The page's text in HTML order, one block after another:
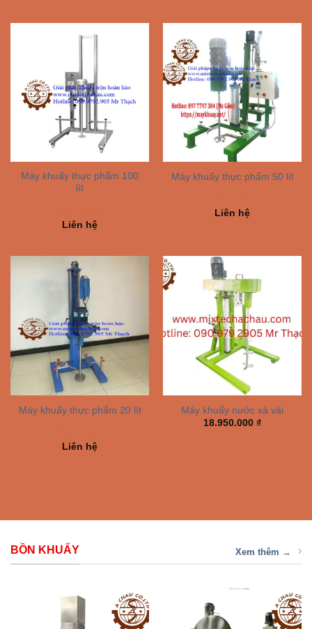
Máy khuấy thực phẩm 100
lít
Rated 5.00
Liên hệ
Máy khuấy thực phẩm 50 lít
Rated 5.00
Liên hệ
Máy khuấy thực phẩm 20 lít
Rated 5.00
Liên hệ
Máy khuấy nước xả vải
18.950.000 ₫
BỒN KHUẤY Xem thêm →